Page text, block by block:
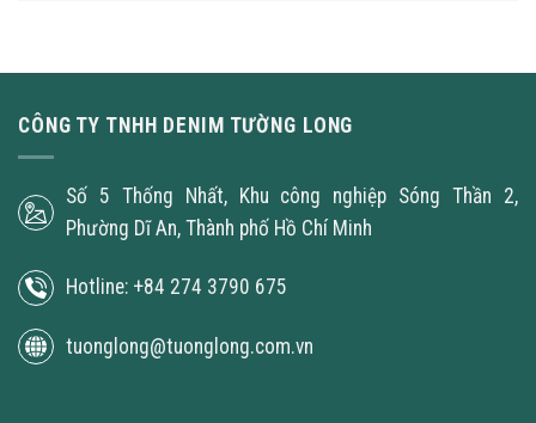
CÔNG TY TNHH DENIM TƯỜNG LONG
Số 5 Thống Nhất, Khu công nghiệp Sóng Thần 2,
Phường Dĩ An, Thành phố Hồ Chí Minh
Hotline: +84 274 3790 675
tuonglong@tuonglong.com.vn